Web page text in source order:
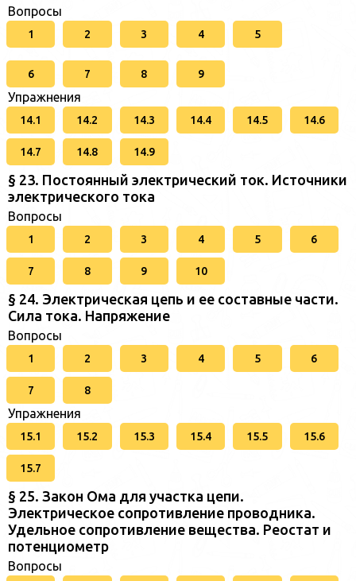
Вопросы
1 2 3 4 5
6 7 8 9
Упражнения
14.1 14.2 14.3 14.4 14.5 14.6
14.7 14.8 14.9
§ 23. Постоянный электрический ток. Источники
электрического тока
Вопросы
1 2 3 4 5 6
7 8 9 10
§ 24. Электрическая цепь и ее составные части.
Сила тока. Напряжение
Вопросы
1 2 3 4 5 6
7 8
Упражнения
15.1 15.2 15.3 15.4 15.5 15.6
15.7
§ 25. Закон Ома для участка цепи.
Электрическое сопротивление проводника.
Удельное сопротивление вещества. Реостат и
потенциометр
Вопросы